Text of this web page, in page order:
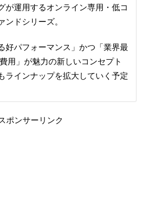
が運用するオンライン専用・低コ
ンドシリーズ。
好パフォーマンス」かつ「業界最
用」が魅力の新しいコンセプト
ラインナップを拡大していく予定
ポンサーリンク